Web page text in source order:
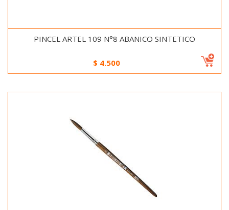
PINCEL ARTEL 109 N°8 ABANICO SINTETICO
$ 4.500